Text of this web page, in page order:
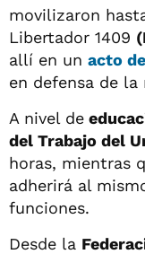
movilizaron
Libertador 1409
allí en un acto
en defensa de
A nivel de
del Trabajo del
horas, mientras
adherirá al
funciones.
Desde la